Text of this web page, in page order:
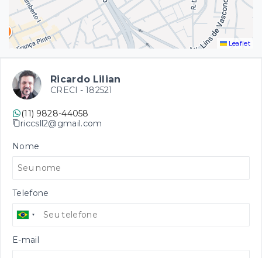
Leaflet
Ricardo Lilian
CRECI - 182521
(11) 9828-44058
riccsll2@gmail.com
Nome
Telefone
E-mail